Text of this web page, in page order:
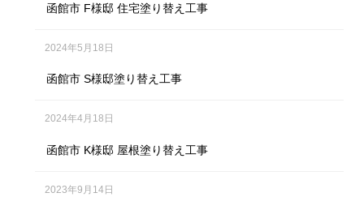
函館市 F様邸 住宅塗り替え工事
2024年5月18日
函館市 S様邸塗り替え工事
2024年4月18日
函館市 K様邸 屋根塗り替え工事
2023年9月14日